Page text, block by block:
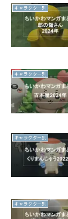
キャラクター別
キャラクター別
キャラクター別
キャラクター別